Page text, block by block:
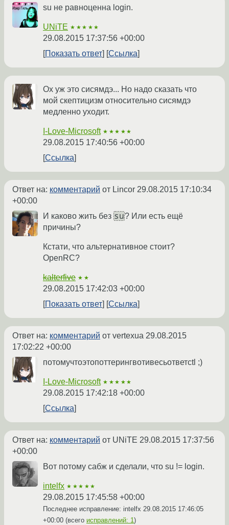
su не равноценна login.
UNiTE ★★★★★
29.08.2015 17:37:56 +00:00
Показать ответ
Ссылка
Ох уж это сисямдэ... Но надо сказать что
мой скептицизм относительно сисямдэ
медленно уходит.
I-Love-Microsoft ★★★★★
29.08.2015 17:40:56 +00:00
Ссылка
Ответ на: комментарий от Lincor 29.08.2015 17:10:34
+00:00
И каково жить без su? Или есть ещё
причины?
Кстати, что альтернативное стоит?
OpenRC?
kalterfive ★★
29.08.2015 17:42:03 +00:00
Показать ответ
Ссылка
Ответ на: комментарий от vertexua 29.08.2015
17:02:22 +00:00
потомучтоэтопоттерингвотивесьответctl ;)
I-Love-Microsoft ★★★★★
29.08.2015 17:42:18 +00:00
Ссылка
Ответ на: комментарий от UNiTE 29.08.2015 17:37:56
+00:00
Вот потому сабж и сделали, что su != login.
intelfx ★★★★★
29.08.2015 17:45:58 +00:00
Последнее исправление: intelfx 29.08.2015 17:46:05
+00:00 (всего исправлений: 1)